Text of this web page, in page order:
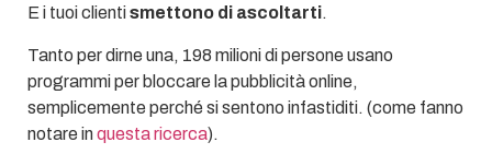
E i tuoi clientismettono di ascoltarti.
Tanto per dirne una, 198 milioni di persone usano
programmi per bloccare la pubblicità online,
semplicemente perché si sentono infastiditi. (come fanno
notare inquesta ricerca).